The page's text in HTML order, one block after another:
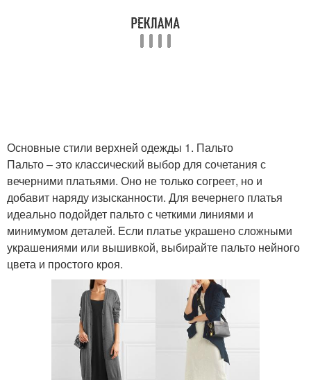
Основные стили верхней одежды 1. Пальто
Пальто – это классический выбор для сочетания с
вечерними платьями. Оно не только согреет, но и
добавит наряду изысканности. Для вечернего платья
идеально подойдет пальто с четкими линиями и
минимумом деталей. Если платье украшено сложными
украшениями или вышивкой, выбирайте пальто нейного
цвета и простого кроя.